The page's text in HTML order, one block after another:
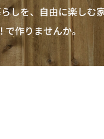
しを、自由に楽しむ家
作りませんか。